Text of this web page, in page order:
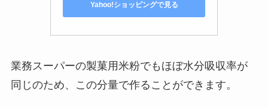
Yahoo!ショッピングで見る
業務スーパーの製菓用米粉でもほぼ水分吸収率が
同じのため、この分量で作ることができます。